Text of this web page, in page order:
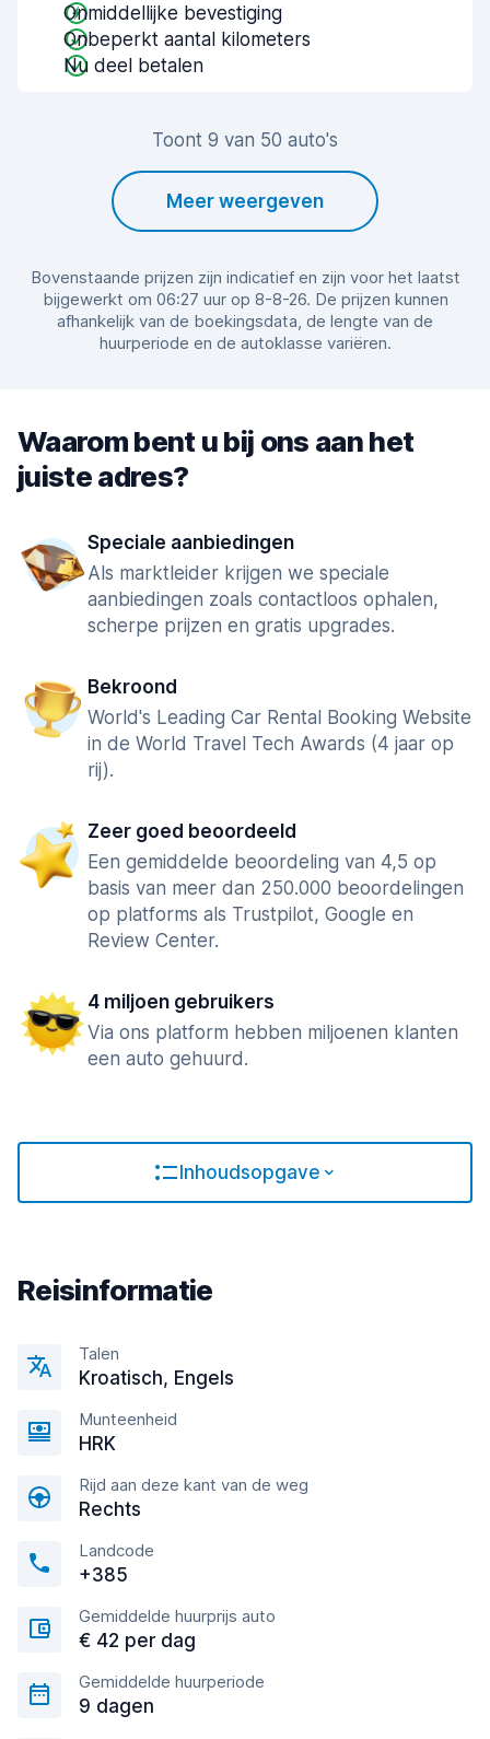
Onmiddellijke bevestiging
Onbeperkt aantal kilometers
Nu deel betalen
Toont 9 van 50 auto's
Meer weergeven
Bovenstaande prijzen zijn indicatief en zijn voor het laatst
bijgewerkt om 06:27 uur op 8-8-26. De prijzen kunnen
afhankelijk van de boekingsdata, de lengte van de
huurperiode en de autoklasse variëren.
Waarom bent u bij ons aan het
juiste adres?
Speciale aanbiedingen
Als marktleider krijgen we speciale
aanbiedingen zoals contactloos ophalen,
scherpe prijzen en gratis upgrades.
Bekroond
World's Leading Car Rental Booking Website
in de World Travel Tech Awards (4 jaar op
rij).
Zeer goed beoordeeld
Een gemiddelde beoordeling van 4,5 op
basis van meer dan 250.000 beoordelingen
op platforms als Trustpilot, Google en
Review Center.
4 miljoen gebruikers
Via ons platform hebben miljoenen klanten
een auto gehuurd.
Inhoudsopgave
Reisinformatie
Talen
Kroatisch, Engels
Munteenheid
HRK
Rijd aan deze kant van de weg
Rechts
Landcode
+385
Gemiddelde huurprijs auto
€ 42 per dag
Gemiddelde huurperiode
9 dagen